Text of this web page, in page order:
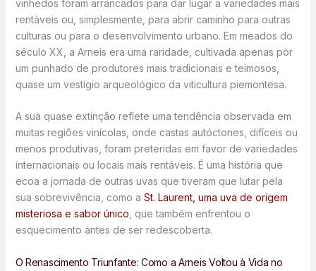
vinhedos foram arrancados para dar lugar a variedades mais
rentáveis ou, simplesmente, para abrir caminho para outras
culturas ou para o desenvolvimento urbano. Em meados do
século XX, a Arneis era uma raridade, cultivada apenas por
um punhado de produtores mais tradicionais e teimosos,
quase um vestígio arqueológico da viticultura piemontesa.
A sua quase extinção reflete uma tendência observada em
muitas regiões vinícolas, onde castas autóctones, difíceis ou
menos produtivas, foram preteridas em favor de variedades
internacionais ou locais mais rentáveis. É uma história que
ecoa a jornada de outras uvas que tiveram que lutar pela
sua sobrevivência, como a St. Laurent, uma uva de origem
misteriosa e sabor único , que também enfrentou o
esquecimento antes de ser redescoberta.
O Renascimento Triunfante: Como a Arneis Voltou à Vida no